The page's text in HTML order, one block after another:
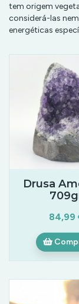
tem origem
considerá-las
energéticas
Drusa
84,99